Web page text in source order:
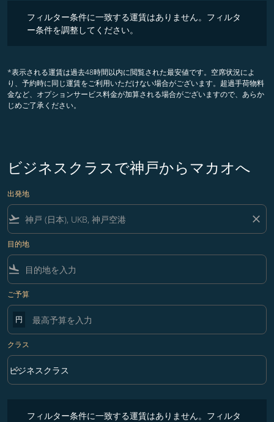
フィルター条件に一致する運賃はありません。フィルタ
ー条件を調整してください。
*表示される運賃は過去48時間以内に閲覧された最安値です。空席状況によ
り、予約時に同じ運賃をご利用いただけない場合がございます。超過手荷物料
金など、オプションサービス料金が加算される場合がございますので、あらか
じめご了承ください。
ビジネスクラスで神戸からマカオへ
出発地
flight_takeoff close
目的地
flight_land
ご予算
円
クラス
クラス option ビジネスクラス Selected
ビジネスクラス
keyboard_arrow_down
フィルター条件に一致する運賃はありません。フィルタ